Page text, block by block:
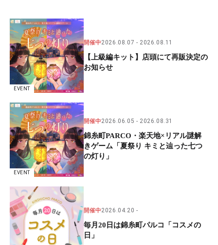
EVENT
開催中2026.08.07 2026.08.11
【上級編キット】店頭にて再販決定の
お知らせ
EVENT
開催中2026.06.05 2026.08.31
錦糸町PARCO・楽天地×リアル謎解
きゲーム「夏祭り キミと辿った七つ
の灯り」
開催中2026.04.20
毎月20日は錦糸町パルコ「コスメの
日」